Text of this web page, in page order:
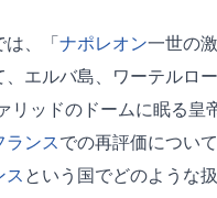
、「 ナポレオン一世の
、エルバ島、ワーテルロ
リッドのドームに眠る皇
ランスでの再評価について
ス という国でどのような